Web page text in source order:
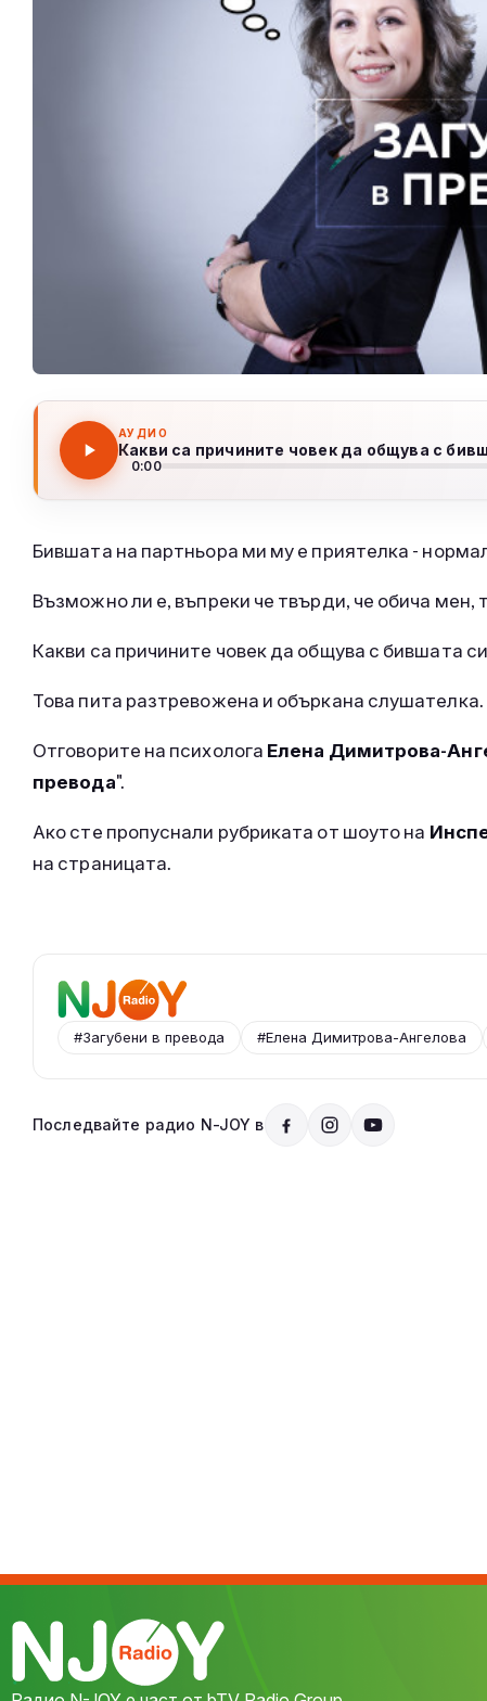
АУДИО
Какви са причините човек да общува с
0:00
Бившата на партньора ми му е приятелка -
Възможно ли е, въпреки че твърди, че обича мен,
Какви са причините човек да общува с бившата
Това пита разтревожена и объркана слушателка.
Отговорите на психолога Елена Димитрова-
превода".
Ако сте пропуснали рубриката от шоуто на
на страницата.
#Загубени в превода #Елена Димитрова-Ангелова
Последвайте радио N-JOY в